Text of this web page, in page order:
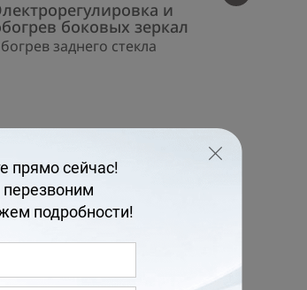
и
боковых зеркал
заднего стекла